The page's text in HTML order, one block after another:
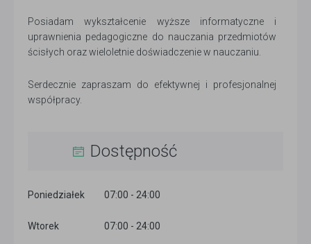
Posiadam wykształcenie wyższe informatyczne i
uprawnienia pedagogiczne do nauczania przedmiotów
ścisłych oraz wieloletnie doświadczenie w nauczaniu.
Serdecznie zapraszam do efektywnej i profesjonalnej
współpracy.
Dostępność
Poniedziałek 07:00 - 24:00
Wtorek 07:00 - 24:00